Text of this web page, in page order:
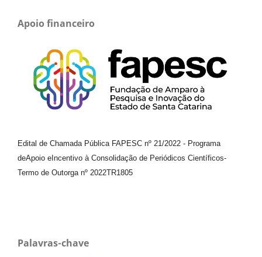
Apoio financeiro
Edital de Chamada Pública FAPESC nº 21/2022 - Programa
deApoio e Incentivo à Consolidação de Periódicos Científicos-
Termo de Outorga nº 2022TR1805
Palavras-chave